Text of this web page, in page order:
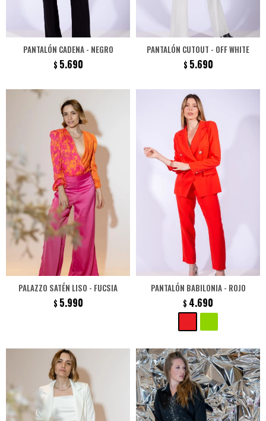
PANTALÓN CADENA - NEGRO
$ 5.690
PANTALÓN CUTOUT - OFF WHITE
$ 5.690
PALAZZO SATÉN LISO - FUCSIA
$ 5.990
PANTALÓN BABILONIA - ROJO
$ 4.690